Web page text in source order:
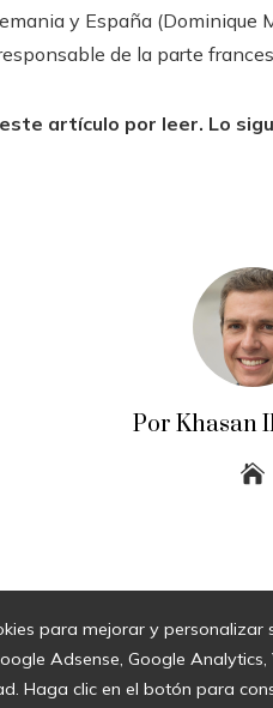
para mejorar y
Adsense, Google
Haga clic en el botón para
y España
de la parte
artículo por leer. Lo
Por Khasan